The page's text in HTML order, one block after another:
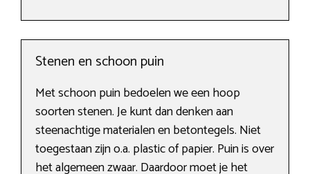
Stenen en schoon puin
Met schoon puin bedoelen we een hoop
soorten stenen. Je kunt dan denken aan
steenachtige materialen en betontegels. Niet
toegestaan zijn o.a. plastic of papier. Puin is over
het algemeen zwaar. Daardoor moet je het